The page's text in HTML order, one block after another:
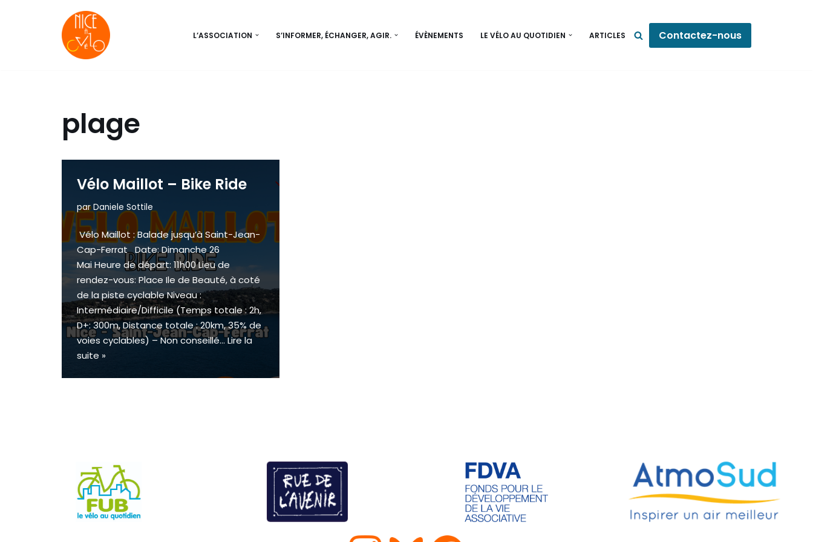
L’ASSOCIATION S’INFORMER, ÉCHANGER, AGIR. ÉVÈNEMENTS LE VÉLO AU QUOTIDIEN ARTICLES Contactez-nous
plage
Vélo Maillot – Bike Ride
parDaniele Sottile
Vélo Maillot : Balade jusqu’à Saint-Jean-
Cap-Ferrat Date: Dimanche 26
Mai Heure de départ: 11h00 Lieu de
rendez-vous: Place Ile de Beauté, à coté
de la piste cyclable Niveau :
Intermédiaire/Difficile (Temps totale : 2h,
D+: 300m, Distance totale : 20km, 35% de
voies cyclables) – Non conseillé…Lire la
suite »